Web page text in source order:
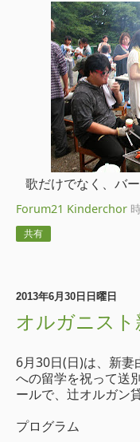
歌だけでなく、バ
Forum21 Kinderchor
共有
2013年6月30日日曜日
オルガニスト
6月30日(日)は、新
への留学を祝って送
ールで、辻オルガン
プログラム